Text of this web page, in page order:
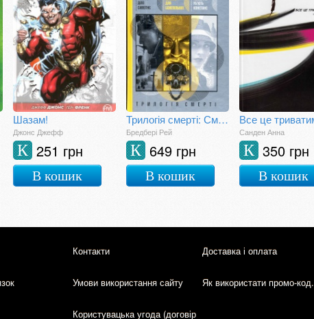
Шазам!
Джонс Джефф
251 грн
К
В кошик
Трилогія смерті: Смерть - діло самотнє. Цвинтар для божевільних. Нехай усі уб'ють Констанс
Бредбері Рей
649 грн
К
В кошик
Санден Анна
350 грн
К
В кошик
Контакти Доставка і оплата
Умови використання сайту Як використати промо-код.
Користувацька угода (договір